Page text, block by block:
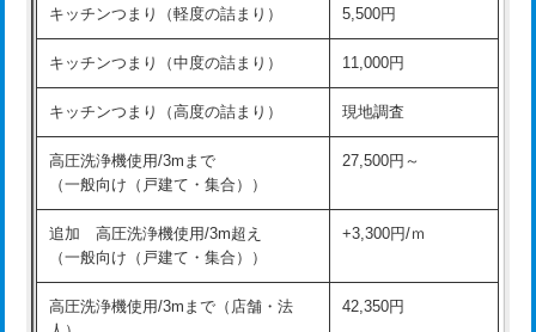
排水管工事（排水管工事/3ｍまで） 55,000円
排水管工事（追加 排水管工事/3ｍ超
+11,000円
マス交換（深さ50㎝未満）
マス交換（深さ50㎝以上） 66,000円
コンクリート斫り（厚さ10㎝まで）
式・ワンホール）)
交換・取付(排水栓・排水トラップ
22,000円+材料費
持込商品取付（単水栓）
持込商品取付（混合水栓） 16,500円
キッチンつまり（軽度の詰まり） 5,500円
キッチンつまり（中度の詰まり） 11,000円
キッチンつまり（高度の詰まり） 現地調査
高圧洗浄機使用/3mまで
（一般向け（戸建て・集合））
27,500円～
追加 高圧洗浄機使用/3m超え
（一般向け（戸建て・集合））
+3,300円/ｍ
高圧洗浄機使用/3mまで（店舗・法
42,350円